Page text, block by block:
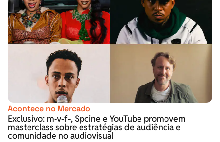
Acontece no Mercado
Exclusivo: m-v-f-, Spcine e YouTube promovem
masterclass sobre estratégias de audiência e
comunidade no audiovisual